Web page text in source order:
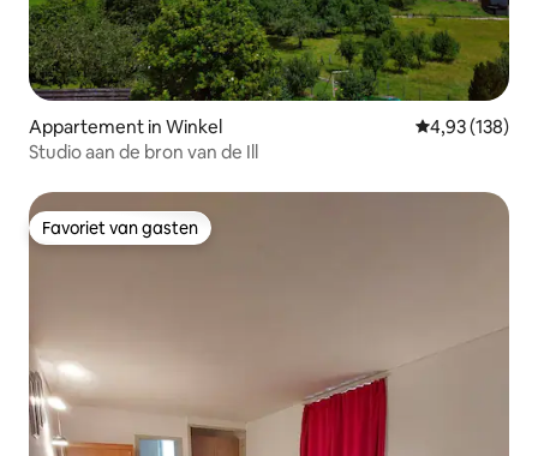
Appartement in Winkel Gemiddelde
4,93 (138)
Studio aan de bron van de Ill
Favoriet van gasten
Favoriet van gasten